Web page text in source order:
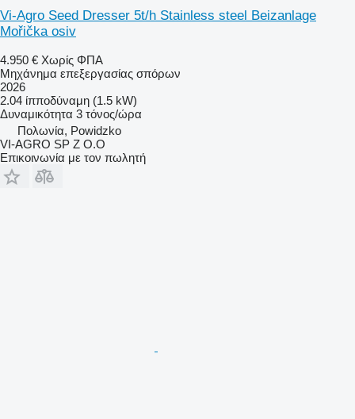
Vi-Agro Seed Dresser 5t/h Stainless steel Beizanlage
Mořička osiv
4.950 € Χωρίς ΦΠΑ
Μηχάνημα επεξεργασίας σπόρων
2026
2.04 ίπποδύναμη (1.5 kW)
Δυναμικότητα 3 τόνος/ώρα
Πολωνία, Powidzko
VI-AGRO SP Z O.O
Επικοινωνία με τον πωλητή